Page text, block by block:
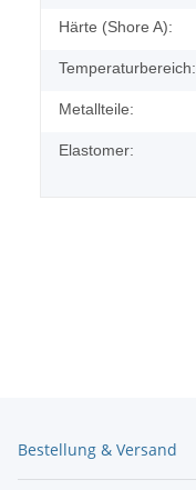
Härte (Shore A):
Temperaturbereich:
Metallteile:
Elastomer:
Bestellung & Versand